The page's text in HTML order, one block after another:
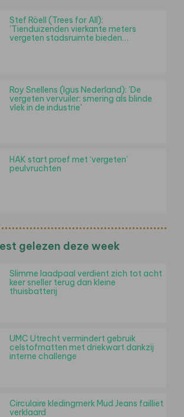
Stef Röell (Trees for All):
'Tienduizenden vierkante meters
vergeten stadsruimte bieden…
Roy Snellens (Igus Nederland): 'De
vergeten vervuiler: smering als blinde
vlek in de industrie'
HAK start proef met ‘vergeten’
peulvruchten
gelezen deze week
Slimme laadpaal verdient zich tot acht
keer sneller terug dan kleine
thuisbatterij
UMC Utrecht vermindert gebruik
celstofmatten met driekwart dankzij
interne challenge
Circulaire kledingmerk Mud Jeans failliet
verklaard